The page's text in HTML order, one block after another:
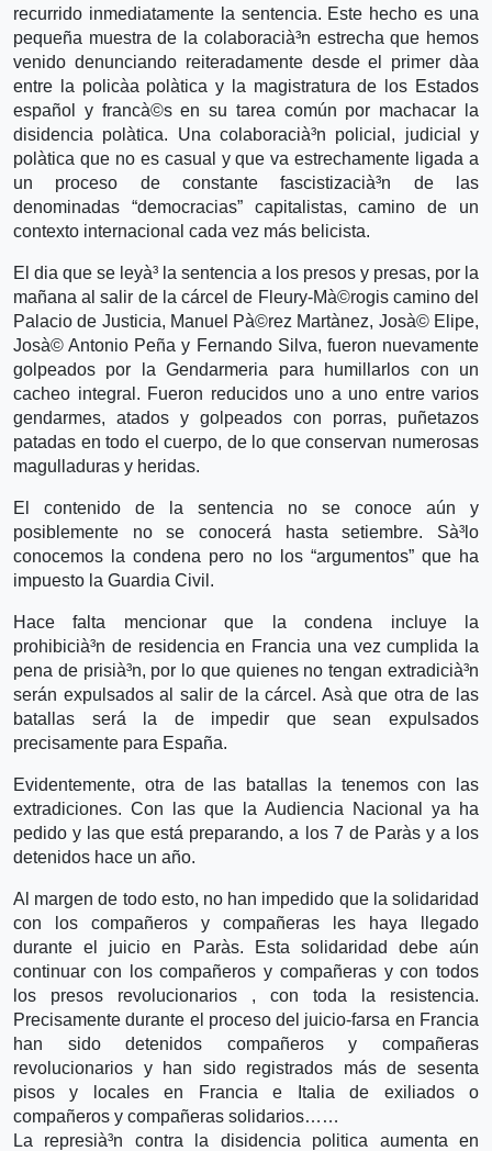
recurrido inmediatamente la sentencia. Este hecho es una
pequeña muestra de la colaboracià³n estrecha que hemos
venido denunciando reiteradamente desde el primer dà­a
entre la policà­a polà­tica y la magistratura de los Estados
español y francà©s en su tarea común por machacar la
disidencia polà­tica. Una colaboracià³n policial, judicial y
polà­tica que no es casual y que va estrechamente ligada a
un proceso de constante fascistizacià³n de las
denominadas “democracias” capitalistas, camino de un
contexto internacional cada vez más belicista.
El dia que se leyà³ la sentencia a los presos y presas, por la
mañana al salir de la cárcel de Fleury-Mà©rogis camino del
Palacio de Justicia, Manuel Pà©rez Martà­nez, Josà© Elipe,
Josà© Antonio Peña y Fernando Silva, fueron nuevamente
golpeados por la Gendarmeria para humillarlos con un
cacheo integral. Fueron reducidos uno a uno entre varios
gendarmes, atados y golpeados con porras, puñetazos
patadas en todo el cuerpo, de lo que conservan numerosas
magulladuras y heridas.
El contenido de la sentencia no se conoce aún y
posiblemente no se conocerá hasta setiembre. Sà³lo
conocemos la condena pero no los “argumentos” que ha
impuesto la Guardia Civil.
Hace falta mencionar que la condena incluye la
prohibicià³n de residencia en Francia una vez cumplida la
pena de prisià³n, por lo que quienes no tengan extradicià³n
serán expulsados al salir de la cárcel. Asà­ que otra de las
batallas será la de impedir que sean expulsados
precisamente para España.
Evidentemente, otra de las batallas la tenemos con las
extradiciones. Con las que la Audiencia Nacional ya ha
pedido y las que está preparando, a los 7 de Parà­s y a los
detenidos hace un año.
Al margen de todo esto, no han impedido que la solidaridad
con los compañeros y compañeras les haya llegado
durante el juicio en Parà­s. Esta solidaridad debe aún
continuar con los compañeros y compañeras y con todos
los presos revolucionarios , con toda la resistencia.
Precisamente durante el proceso del juicio-farsa en Francia
han sido detenidos compañeros y compañeras
revolucionarios y han sido registrados más de sesenta
pisos y locales en Francia e Italia de exiliados o
compañeros y compañeras solidarios……
La represià³n contra la disidencia politica aumenta en